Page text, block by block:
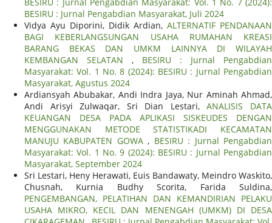
BESIRU : Jurnal Pengabdian Masyarakat, Juli 2024
Vidya Ayu Diporini, Didik Ardian, ALTERNATIF PENDANAAN
BAGI KEBERLANGSUNGAN USAHA RUMAHAN KREASI
BARANG BEKAS DAN UMKM LAINNYA DI WILAYAH
KEMBANGAN SELATAN , BESIRU : Jurnal Pengabdian
Masyarakat: Vol. 1 No. 8 (2024): BESIRU : Jurnal Pengabdian
Masyarakat, Agustus 2024
Ardiansyah Abubakar, Andi Indra Jaya, Nur Aminah Ahmad,
Andi Arisyi Zulwaqar, Sri Dian Lestari,ANALISIS DATA
KEUANGAN DESA PADA APLIKASI SISKEUDES DENGAN
MENGGUNAKAN METODE STATISTIKADI KECAMATAN
MANUJU KABUPATEN GOWA, BESIRU : Jurnal Pengabdian
Masyarakat: Vol. 1 No. 9 (2024): BESIRU : Jurnal Pengabdian
Masyarakat, September 2024
Sri Lestari, Heny Herawati, Euis Bandawaty, Meindro Waskito,
Chusnah, Kurnia Budhy Scorita, Farida Suldina,
PENGEMBANGAN, PELATIHAN DAN KEMANDIRIAN PELAKU
USAHA MIKRO, KECIL DAN MENENGAH (UMKM) DI DESA